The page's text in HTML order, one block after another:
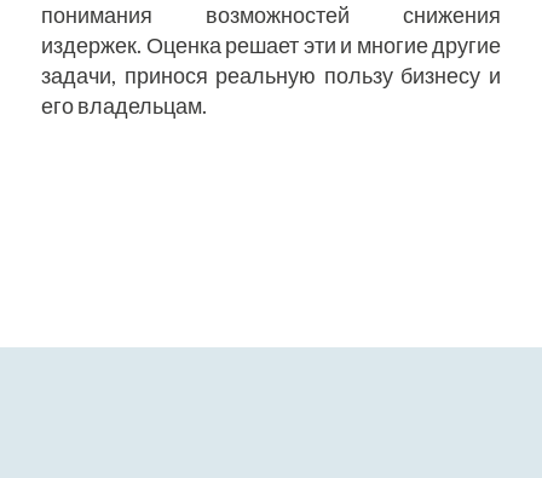
понимания возможностей снижения
издержек. Оценка решает эти и многие другие
задачи, принося реальную пользу бизнесу и
его владельцам.